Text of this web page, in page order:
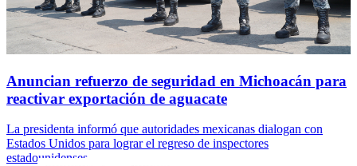
Anuncian refuerzo de seguridad en Michoacán para
reactivar exportación de aguacate
La presidenta informó que autoridades mexicanas dialogan con
Estados Unidos para lograr el regreso de inspectores
estadounidenses